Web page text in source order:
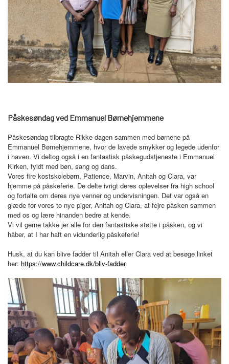
Påskesøndag ved Emmanuel Børnehjemmene
Påskesøndag tilbragte Rikke dagen sammen med børnene på
Emmanuel Børnehjemmene, hvor de lavede smykker og legede udenfor
i haven. Vi deltog også i en fantastisk påskegudstjeneste i Emmanuel
Kirken, fyldt med bøn, sang og dans.
Vores fire kostskolebørn, Patience, Marvin, Anitah og Clara, var
hjemme på påskeferie. De delte ivrigt deres oplevelser fra high school
og fortalte om deres nye venner og undervisningen. Det var også en
glæde for vores to nye piger, Anitah og Clara, at fejre påsken sammen
med os og lære hinanden bedre at kende.
Vi vil gerne takke jer alle for den fantastiske støtte i påsken, og vi
håber, at I har haft en vidunderlig påskeferie!
Husk, at du kan blive fadder til Anitah eller Clara ved at besøge linket
her: https://www.childcare.dk/bliv-fadder